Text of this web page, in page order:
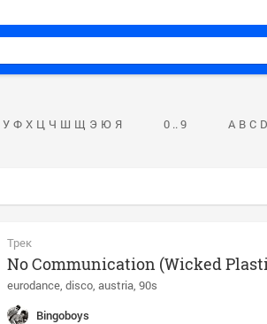
У Ф Х Ц Ч Ш Щ Э Ю Я 0 .. 9 A B C D
Трек
No Communication (Wicked
eurodance disco austria 90s
Bingoboys